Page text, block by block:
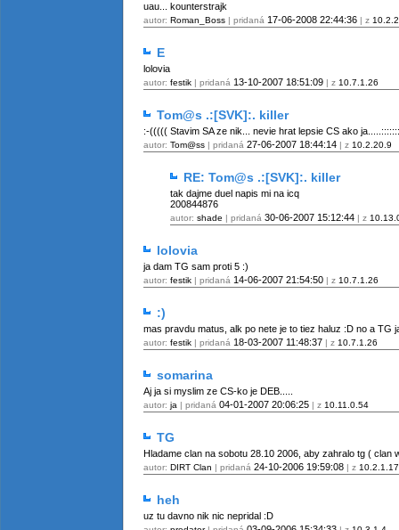
uau... kounterstrajk
autor: Roman_Boss | pridaná 17-06-2008 22:44:36 | z
E
lolovia
autor: festik | pridaná 13-10-2007 18:51:09 | z 10.7.1.26
Tom@s .:[SVK]:. killer
:-((((( Stavim SA ze nik... nevie hrat lepsie CS ako
autor: Tom@ss | pridaná 27-06-2007 18:44:14 | z 10.2.20.9
RE: Tom@s .:[SVK]:. killer
tak dajme duel napis mi na icq
200844876
autor: shade | pridaná 30-06-2007 15:12:44 | z
lolovia
ja dam TG sam proti 5 :)
autor: festik | pridaná 14-06-2007 21:54:50 | z 10.7.1.26
:)
mas pravdu matus, alk po nete je to tiez haluz :D no a TG
autor: festik | pridaná 18-03-2007 11:48:37 | z 10.7.1.26
somarina
Aj ja si myslim ze CS-ko je DEB.....
autor: ja | pridaná 04-01-2007 20:06:25 | z 10.11.0.54
TG
Hladame clan na sobotu 28.10 2006, aby zahralo tg ( clan
autor: DIRT Clan | pridaná 24-10-2006 19:59:08 | z 10.2.1.17
heh
uz tu davno nik nic nepridal :D